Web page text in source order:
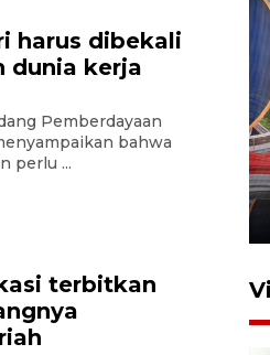
harus dibekali
dunia kerja
Pemberdayaan
bahwa
perlu ...
terbitkan
tinjau
sebidang di